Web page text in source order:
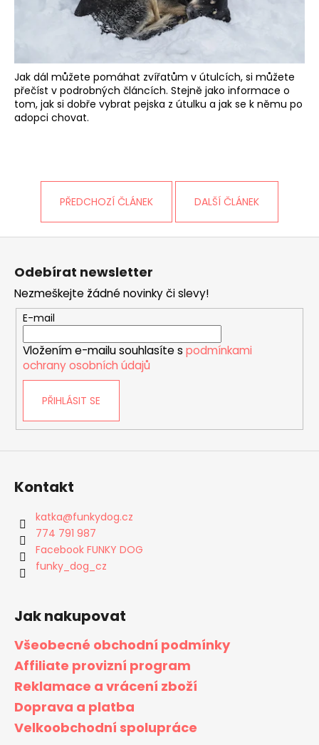
Jak dál můžete pomáhat zvířatům v útulcích, si můžete
přečíst v podrobných článcích. Stejně jako informace o
tom, jak si dobře vybrat pejska z útulku a jak se k němu po
adopci chovat.
PŘEDCHOZÍ ČLÁNEK DALŠÍ ČLÁNEK
Z
Odebírat newsletter
Nezmeškejte žádné novinky či slevy!
E-mail
Vložením e-mailu souhlasíte s podmínkami
ochrany osobních údajů
PŘIHLÁSIT SE
Kontakt
katka@funkydog.cz
774 791 987
Facebook FUNKY DOG
funky_dog_cz
Jak nakupovat
Všeobecné obchodní podmínky
Affiliate provizní program
Reklamace a vrácení zboží
Doprava a platba
Velkoobchodní spolupráce